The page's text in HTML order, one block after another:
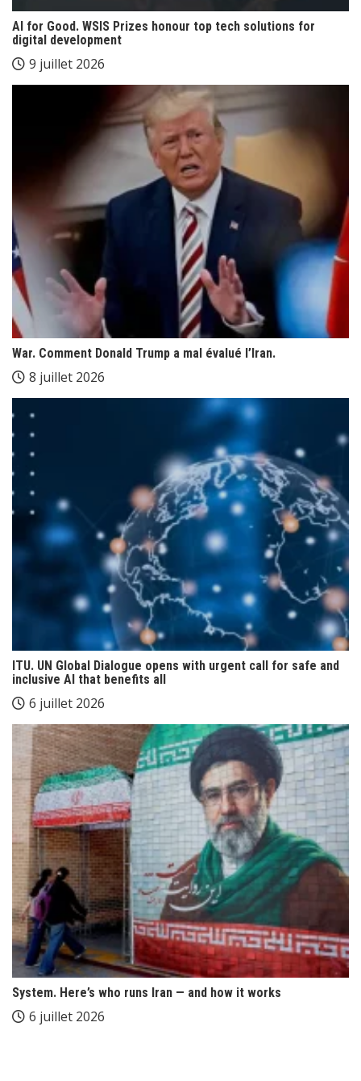
AI for Good. WSIS Prizes honour top tech solutions for
digital development
9 juillet 2026
War. Comment Donald Trump a mal évalué l’Iran.
8 juillet 2026
ITU. UN Global Dialogue opens with urgent call for safe and
inclusive AI that benefits all
6 juillet 2026
System. Here’s who runs Iran — and how it works
6 juillet 2026